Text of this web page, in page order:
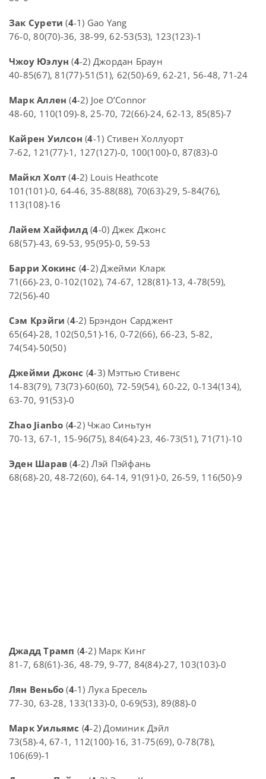
Зак Сурети (4-1) Gao Yang
76-0, 80(70)-36, 38-99, 62-53(53), 123(123)-1
Чжоу Юэлун (4-2) Джордан Браун
40-85(67), 81(77)-51(51), 62(50)-69, 62-21, 56-48, 71-24
Марк Аллен (4-2) Joe O’Connor
48-60, 110(109)-8, 25-70, 72(66)-24, 62-13, 85(85)-7
Кайрен Уилсон (4-1) Стивен Холлуорт
7-62, 121(77)-1, 127(127)-0, 100(100)-0, 87(83)-0
Майкл Холт (4-2) Louis Heathcote
101(101)-0, 64-46, 35-88(88), 70(63)-29, 5-84(76),
113(108)-16
Лайем Хайфилд(4-0) Джек Джонс
68(57)-43, 69-53, 95(95)-0, 59-53
Барри Хокинс (4-2) Джейми Кларк
71(66)-23, 0-102(102), 74-67, 128(81)-13, 4-78(59),
72(56)-40
Сэм Крэйги (4-2) Брэндон Сарджент
65(64)-28, 102(50,51)-16, 0-72(66), 66-23, 5-82,
74(54)-50(50)
Джейми Джонс (4-3) Мэттью Стивенс
14-83(79), 73(73)-60(60), 72-59(54), 60-22, 0-134(134),
63-70, 91(53)-0
Zhao Jianbo (4-2) Чжао Синьтун
70-13, 67-1, 15-96(75), 84(64)-23, 46-73(51), 71(71)-10
Эден Шарав (4-2) Лэй Пэйфань
68(68)-20, 48-72(60), 64-14, 91(91)-0, 26-59, 116(50)-9
Джадд Трамп (4-2) Марк Кинг
81-7, 68(61)-36, 48-79, 9-77, 84(84)-27, 103(103)-0
Лян Веньбо (4-1) Лука Бресель
77-30, 63-28, 133(133)-0, 0-69(53), 89(88)-0
Марк Уильямс (4-2) Доминик Дэйл
73(58)-4, 67-1, 112(100)-16, 31-75(69), 0-78(78),
106(69)-1